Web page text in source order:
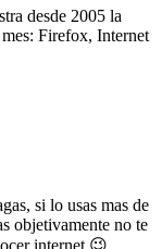
desde 2005 la
Firefox, Internet
si lo usas mas de
objetivamente no te
internet 😉